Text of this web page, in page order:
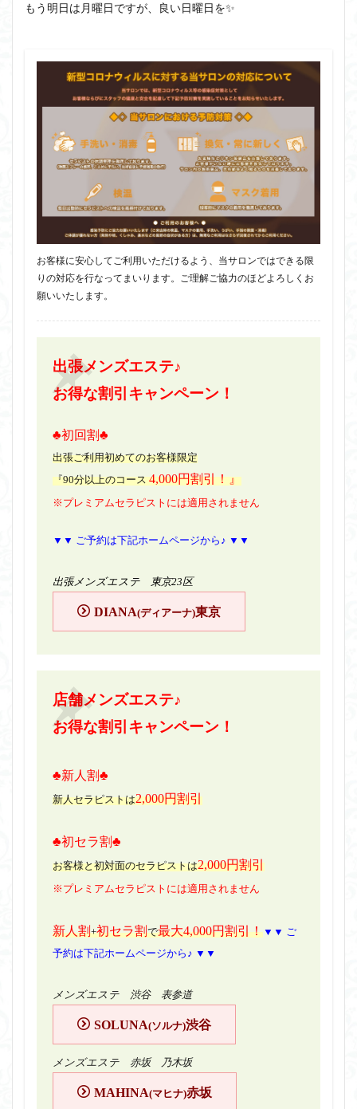
もう明日は月曜日ですが、良い日曜日を✨
お客様に安心してご利用いただけるよう、当サロンではできる限
りの対応を行なってまいります。ご理解ご協力のほどよろしくお
願いいたします。
出張メンズエステ♪
お得な割引キャンペーン！
♣初回割♣
出張ご利用初めてのお客様限定
『90分以上のコース4,000円割引！』
※プレミアムセラピストには適用されません
▼▼ ご予約は下記ホームページから♪ ▼▼
出張メンズエステ 東京23区
DIANA(ディアーナ)東京
店舗メンズエステ♪
お得な割引キャンペーン！
♣新人割♣
新人セラピストは2,000円割引
♣初セラ割♣
お客様と初対面のセラピストは2,000円割引
※プレミアムセラピストには適用されません
新人割+初セラ割で最大4,000円割引！▼▼ ご
予約は下記ホームページから♪ ▼▼
メンズエステ 渋谷 表参道
SOLUNA(ソルナ)渋谷
メンズエステ 赤坂 乃木坂
MAHINA(マヒナ)赤坂